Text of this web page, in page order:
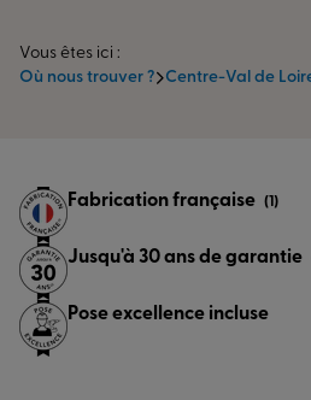
Vous êtes ici :
Où nous trouver ?
Centre-Val de
Fabrication française (1)
Jusqu'à 30 ans de garantie
Pose excellence incluse